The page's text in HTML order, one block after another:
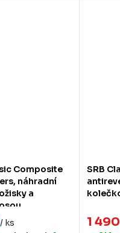
Composite
náhradní
a
/ ks
SRB
1